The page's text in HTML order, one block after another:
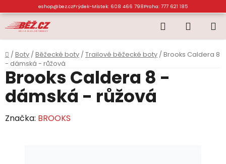
na
obsah
eshop@bez.czFrýdek-Místek: 608 466 798Praha: 777 621 185
Hledat
KOŠÍK
Domů
/ Boty / Běžecké boty / Trailové běžecké boty / Brooks Caldera 8
- dámská - růžová
Brooks Caldera 8 -
dámská - růžová
Značka: BROOKS